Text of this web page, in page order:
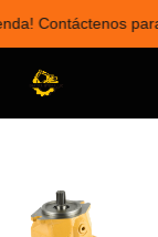
Contáctenos
INICIO